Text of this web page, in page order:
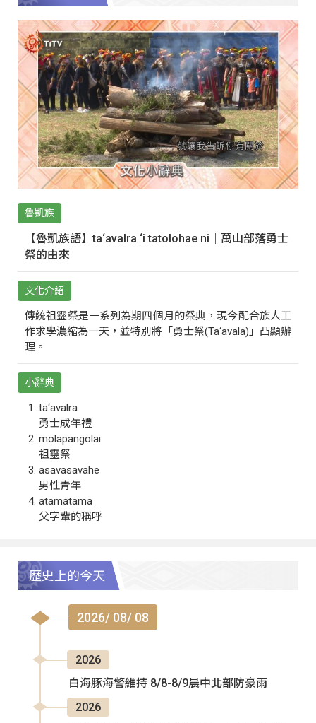
魯凱族
【魯凱族語】ta‘avalra ‘i tatolohae ni｜萬山部落勇士
祭的由來
文化介紹
傳統祖靈祭是一系列為期四個月的祭典，現今配合族人工
作求學濃縮為一天，並特別將「勇士祭(Ta‘avala)」凸顯辦
理。
小辭典
ta‘avalra
勇士成年禮
molapangolai
祖靈祭
asavasavahe
男性青年
atamatama
父字輩的稱呼
歷史上的今天
2026/ 08/ 08
2026
白海豚海警維持 8/8-8/9晨中北部防豪雨
2026